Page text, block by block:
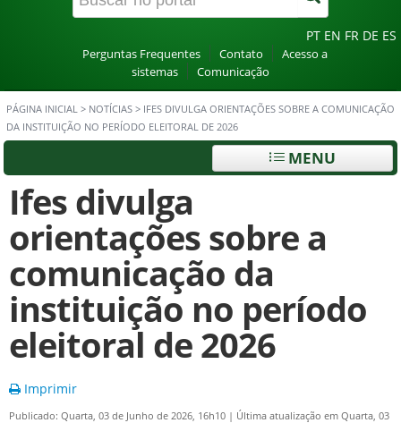
PT EN FR DE ES
Perguntas Frequentes Contato
Acesso a
sistemas
Comunicação
PÁGINA INICIAL > NOTÍCIAS > IFES DIVULGA ORIENTAÇÕES SOBRE A COMUNICAÇÃO
DA INSTITUIÇÃO NO PERÍODO ELEITORAL DE 2026
MENU
Ifes divulga
orientações sobre a
comunicação da
instituição no período
eleitoral de 2026
Imprimir
Publicado: Quarta, 03 de Junho de 2026, 16h10 | Última atualização em Quarta, 03